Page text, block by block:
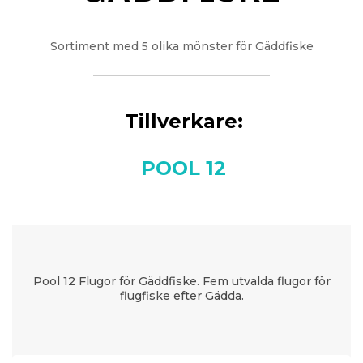
Sortiment med 5 olika mönster för Gäddfiske
Tillverkare:
POOL 12
Pool 12 Flugor för Gäddfiske. Fem utvalda flugor för
flugfiske efter Gädda.